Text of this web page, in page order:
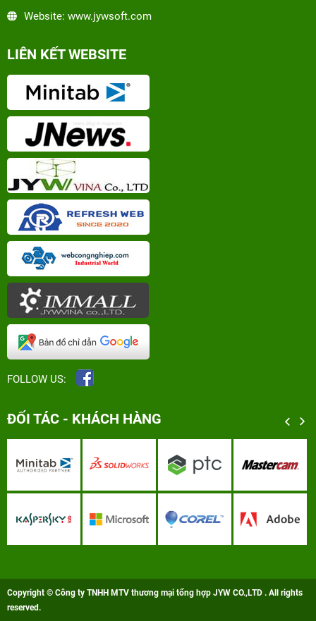
Website: www.jywsoft.com
LIÊN KẾT WEBSITE
FOLLOW US:
ĐỐI TÁC - KHÁCH HÀNG
Copyright © Công ty TNHH MTV thương mại tổng hợp JYW CO.,LTD . All rights
reserved.